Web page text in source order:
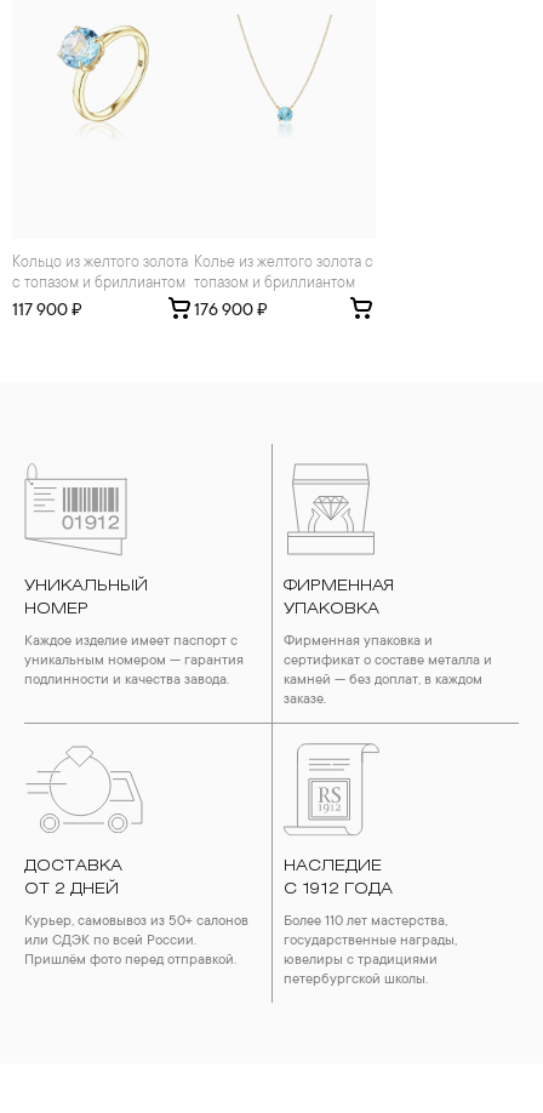
Кольцо из желтого золота
с топазом и бриллиантом
117 900 ₽
Колье из желтого золота с
топазом и бриллиантом
176 900 ₽
УНИКАЛЬНЫЙ
НОМЕР
Каждое изделие имеет паспорт с
уникальным номером — гарантия
подлинности и качества завода.
ФИРМЕННАЯ
УПАКОВКА
Фирменная упаковка и
сертификат о составе металла и
камней — без доплат, в каждом
заказе.
ДОСТАВКА
ОТ 2 ДНЕЙ
Курьер, самовывоз из 50+ салонов
или СДЭК по всей России.
Пришлём фото перед отправкой.
НАСЛЕДИЕ
С 1912 ГОДА
Более 110 лет мастерства,
государственные награды,
ювелиры с традициями
петербургской школы.